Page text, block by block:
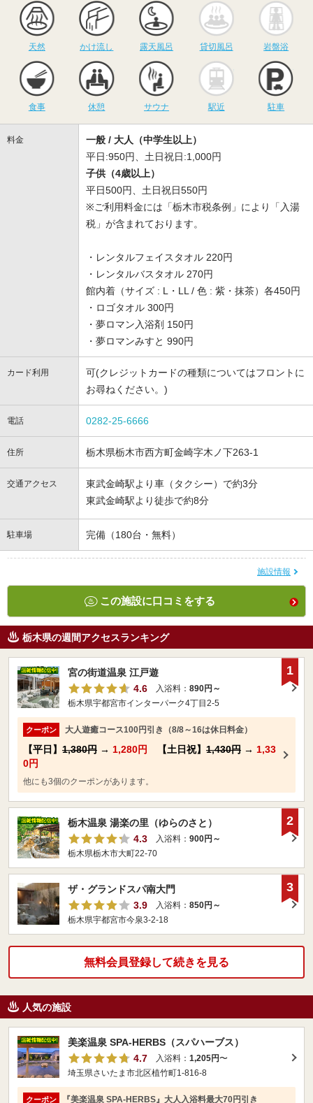
天然
かけ流し
かけ流し
露天風呂
露天風呂
貸切風呂
貸切風呂 岩盤浴
食事 休憩
サウナ
サウナ 駅近 駐車
料金
一般 / 大人（中学生以上）
平日:950円、土日祝日:1,000円
子供（4歳以上）
平日500円、土日祝日550円
※ご利用料金には「栃木市税条例」により「入湯
税」が含まれております。
・レンタルフェイスタオル 220円
・レンタルバスタオル 270円
館内着（サイズ : L・LL / 色 : 紫・抹茶）各450円
・ロゴタオル 300円
・夢ロマン入浴剤 150円
・夢ロマンみすと 990円
カード利用
可(クレジットカードの種類についてはフロントに
お尋ねください。)
電話 0282-25-6666
住所 栃木県栃木市西方町金崎字木ノ下263-1
交通アクセス
東武金崎駅より車（タクシー）で約3分
東武金崎駅より徒歩で約8分
駐車場 完備（180台・無料）
施設情報
この施設に口コミをする
栃木県の週間アクセスランキング
宮の街道温泉 江戸遊
4.6
入浴料： 890円～
栃木県宇都宮市インターパーク4丁目2-5
クーポン 大人遊癒コース100円引き（8/8～16は休日料金）
【平日】 1,380円 → 1,280円 【土日祝】 1,430円 → 1,33
0円
他にも3個のクーポンがあります。
1
栃木温泉 湯楽の里（ゆらのさと）
4.3
入浴料： 900円～
栃木県栃木市大町22-70
2
ザ・グランドスパ南大門
3.9
入浴料： 850円～
栃木県宇都宮市今泉3-2-18
3
無料会員登録して続きを見る
人気の施設
美楽温泉 SPA-HERBS（スパハーブス）
4.7
入浴料： 1,205円〜
埼玉県さいたま市北区植竹町1-816-8
クーポン 『美楽温泉 SPA-HERBS』大人入浴料最大70円引き